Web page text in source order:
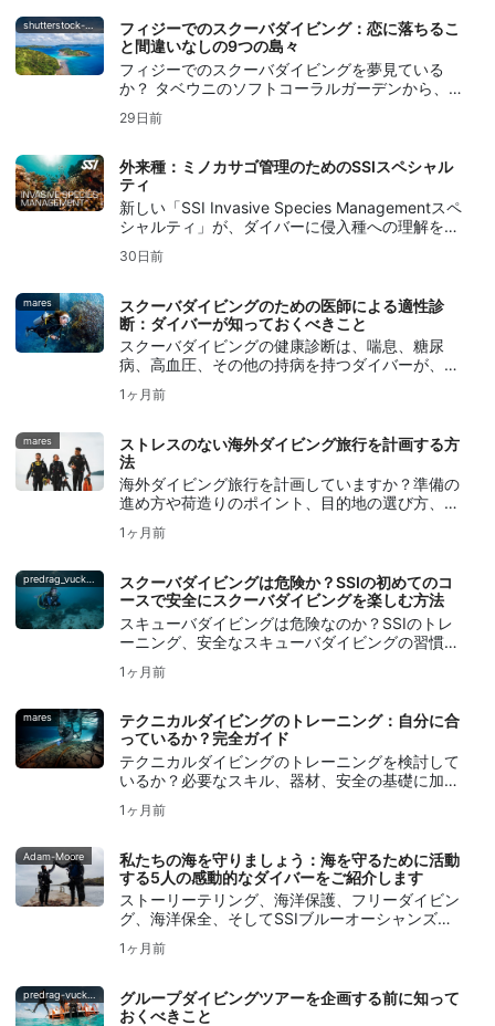
求する。
shutterstock-bell-davey-photography
フィジーでのスクーバダイビング：恋に落ちるこ
と間違いなしの9つの島々
フィジーでのスクーバダイビングを夢見ている
か？ タベウニのソフトコーラルガーデンから、ベ
ングまで、忘れられない9つの島々を探索しよ
29日前
外来種：ミノカサゴ管理のためのSSIスペシャル
ティ
新しい「SSI Invasive Species Managementスペ
シャルティ」が、ダイバーに侵入種への理解を深
の生態系を保護する手助けとなる仕組みについて
30日前
mares
スクーバダイビングのための医師による適性診
断：ダイバーが知っておくべきこと
スクーバダイビングの健康診断は、喘息、糖尿
病、高血圧、その他の持病を持つダイバーが、よ
1ヶ月前
mares
ストレスのない海外ダイビング旅行を計画する方
法
海外ダイビング旅行を計画していますか？準備の
進め方や荷造りのポイント、目的地の選び方、移
動や手配のコツ、そしてよくある失敗を避ける方
法を学び、ストレスのないダイビング旅行を実現
1ヶ月前
predrag_vuckovic
スクーバダイビングは危険か？SSIの初めてのコ
ースで安全にスクーバダイビングを楽しむ方法
スキューバダイビングは危険なのか？SSIのトレ
ーニング、安全なスキューバダイビングの習慣、
のようにして初心者のダイバーに安心感を与える
1ヶ月前
mares
テクニカルダイビングのトレーニング：自分に合
っているか？完全ガイド
テクニカルダイビングのトレーニングを検討して
いるか？必要なスキル、器材、安全の基礎に加
Range) トレーニングがどのようにスタートを後
1ヶ月前
Adam-Moore
私たちの海を守りましょう：海を守るために活動
する5人の感動的なダイバーをご紹介します
ストーリーテリング、海洋保護、フリーダイビン
グ、海洋保全、そしてSSIブルーオーシャンズ・
人の感動的なダイバーたちを紹介する。
1ヶ月前
predrag-vuckovic
グループダイビングツアーを企画する前に知って
おくべきこと